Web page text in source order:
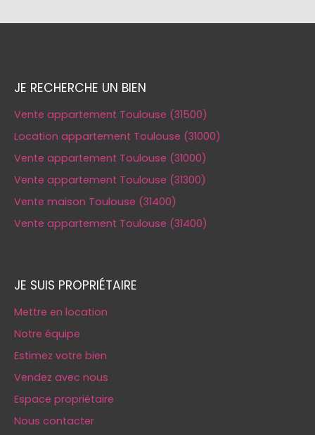
JE RECHERCHE UN BIEN
Vente appartement Toulouse (31500)
Location appartement Toulouse (31000)
Vente appartement Toulouse (31000)
Vente appartement Toulouse (31300)
Vente maison Toulouse (31400)
Vente appartement Toulouse (31400)
JE SUIS PROPRIÉTAIRE
Mettre en location
Notre équipe
Estimez votre bien
Vendez avec nous
Espace propriétaire
Nous contacter